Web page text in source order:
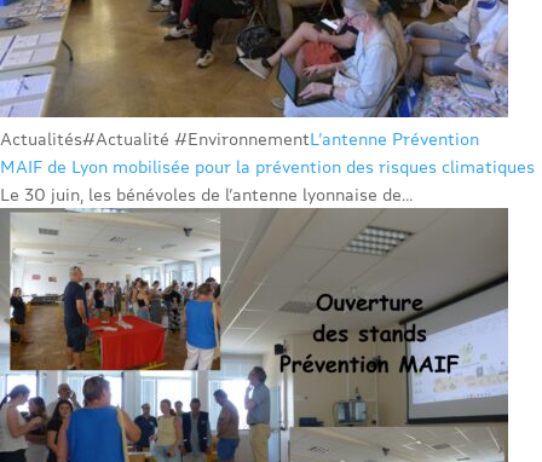
Actualités#Actualité #EnvironnementL’antenne Prévention
MAIF de Lyon mobilisée pour la prévention des risques climatiques
Le 30 juin, les bénévoles de l’antenne lyonnaise de...